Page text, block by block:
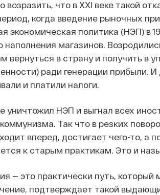
возразить, что в XXI веке такой
когда введение рыночных
экономическая политика (НЭП) в
наполнения магазинов.
вернуться в страну и получить в
ради генерации прибыли.
и платили налоги.
уничтожил НЭП и выгнал всех
Так что в резких
вперед, достигает чего-то, а
к старым практикам. Это и
— это практически путь,
подтверждает такой